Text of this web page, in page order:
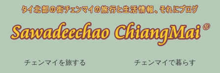
チェンマイを旅する チェンマイで暮らす